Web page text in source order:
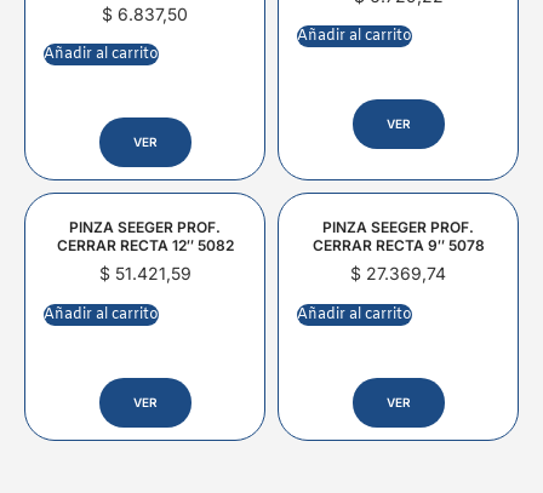
$ 6.837,50
Añadir al carrito
VER
Añadir al carrito
VER
PINZA SEEGER PROF.
CERRAR RECTA 12″ 5082
$51.421,59
Añadir al carrito
VER
PINZA SEEGER PROF.
CERRAR RECTA 9″ 5078
$ 27.369,74
Añadir al carrito
VER